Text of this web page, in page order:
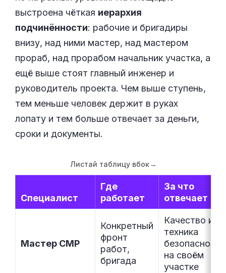
выстроена чёткая иерархия
подчинённости: рабочие и бригадиры
внизу, над ними мастер, над мастером
прораб, над прорабом начальник участка, а
ещё выше стоят главный инженер и
руководитель проекта. Чем выше ступень,
тем меньше человек держит в руках
лопату и тем больше отвечает за деньги,
сроки и документы.
Листай таблицу вбок→
Специалист
Где
работает
За что
отвечает
Мастер СМР
Конкретный
фронт
работ,
бригада
Качество и
техника
безопасности
на своём
участке